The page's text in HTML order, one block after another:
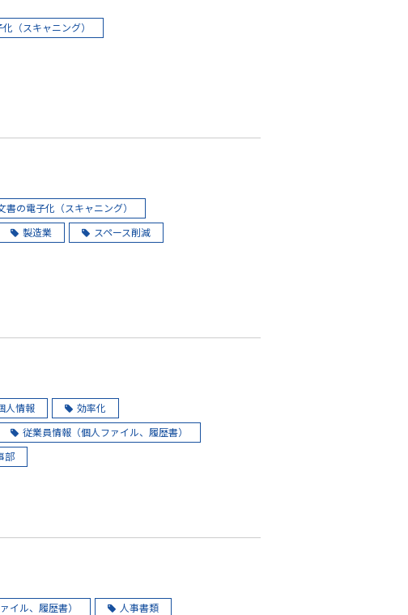
（スキャニング）
書の電子化（スキャニング）
製造業
スペース削減
人情報
効率化
従業員情報（個人ファイル、履歴書）
部
イル、履歴書）
人事書類